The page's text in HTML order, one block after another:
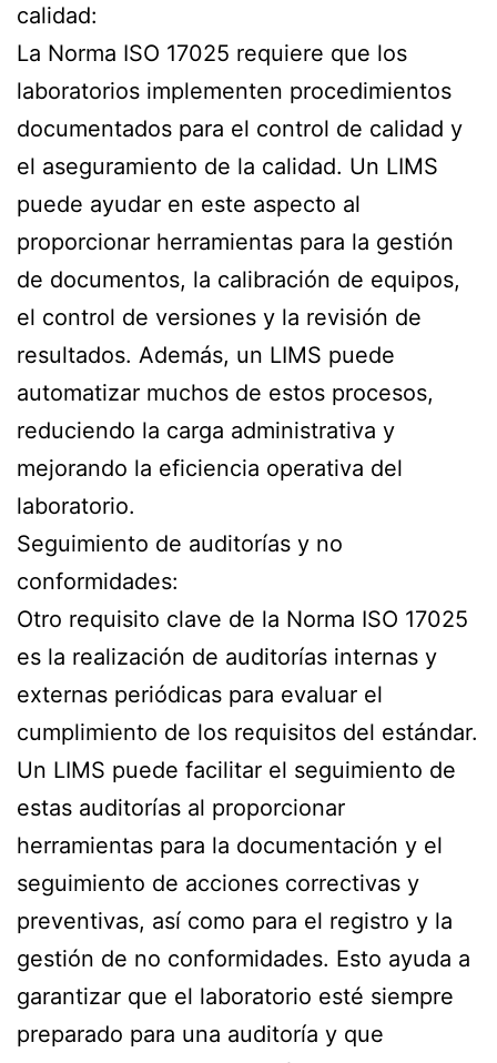
calidad:
La Norma ISO 17025 requiere que los
laboratorios implementen procedimientos
documentados para el control de calidad y
el aseguramiento de la calidad. Un LIMS
puede ayudar en este aspecto al
proporcionar herramientas para la gestión
de documentos, la calibración de equipos,
el control de versiones y la revisión de
resultados. Además, un LIMS puede
automatizar muchos de estos procesos,
reduciendo la carga administrativa y
mejorando la eficiencia operativa del
laboratorio.
Seguimiento de auditorías y no
conformidades:
Otro requisito clave de la Norma ISO 17025
es la realización de auditorías internas y
externas periódicas para evaluar el
cumplimiento de los requisitos del estándar.
Un LIMS puede facilitar el seguimiento de
estas auditorías al proporcionar
herramientas para la documentación y el
seguimiento de acciones correctivas y
preventivas, así como para el registro y la
gestión de no conformidades. Esto ayuda a
garantizar que el laboratorio esté siempre
preparado para una auditoría y que